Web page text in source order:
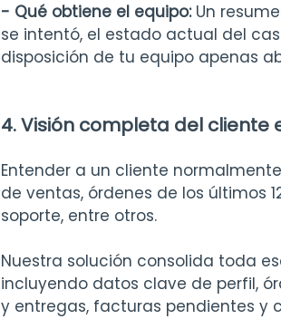
- Qué obtiene el equipo: Un
se intentó, el estado actual del
disposición de tu equipo apenas
4. Visión completa del cliente
Entender a un cliente
de ventas, órdenes de los últimos
soporte, entre otros.
Nuestra solución consolida toda
incluyendo datos clave de perfil,
y entregas, facturas pendientes y